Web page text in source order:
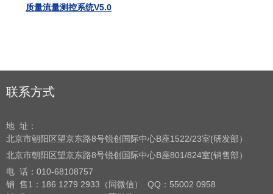
质量流量测控系统V5.0
联系方式
地 址：
北京市朝阳区望京东路8号锐创国际中心B座1522/23室(研发部）
北京市朝阳区望京东路8号锐创国际中心B座801/824室(销售部）
电 话： 010-68108757
销 售1：186 1279 2933（同微信） QQ：55002 0958